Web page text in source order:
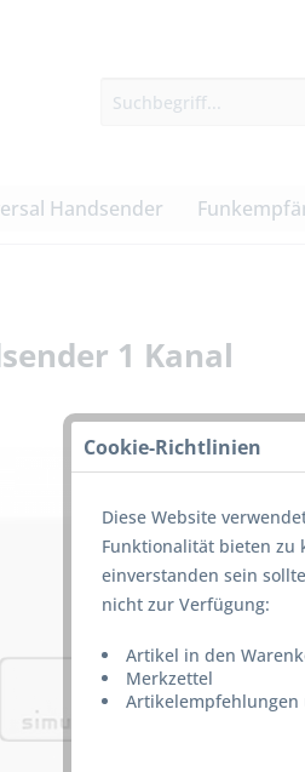
Handsender
1 Kanal
Cookie-Richtlinien
Diese Website
Funktionalität bieten zu
einverstanden sein
nicht zur Verfügung:
Artikel in den
Merkzettel
Artikelempfehlungen